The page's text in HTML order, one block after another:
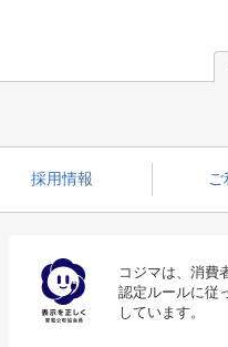
採用情報 ご
コジマは、消費
認定ルールに従
しています。